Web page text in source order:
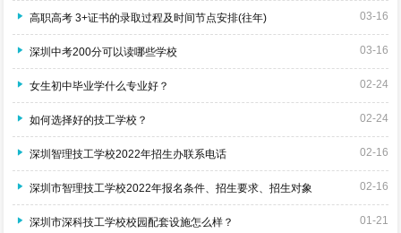
03-16
高职高考 3+证书的录取过程及时间节点安排(往年)
03-16
深圳中考200分可以读哪些学校
02-24
女生初中毕业学什么专业好？
02-24
如何选择好的技工学校？
02-16
深圳智理技工学校2022年招生办联系电话
02-16
深圳市智理技工学校2022年报名条件、招生要求、招生对象
01-21
深圳市深科技工学校校园配套设施怎么样？